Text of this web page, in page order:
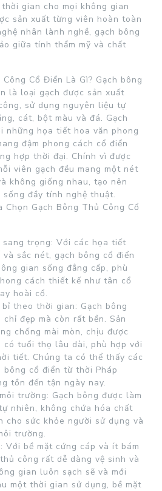
gian cho mọi không gian
sản xuất từng viên hoàn toàn
nhân lành nghề, gạch bông
giữa tính thẩm mỹ và chất
Cổ Điển Là Gì? Gạch bông
là loại gạch được sản xuất
sử dụng nguyên liệu tự
cát, bột màu và đá. Gạch
những họa tiết hoa văn phong
đậm phong cách cổ điển
hợp thời đại. Chính vì được
viên gạch đều mang một nét
không giống nhau, tạo nên
sống đầy tính nghệ thuật.
Chọn Gạch Bông Thủ Công Cổ
sang trọng: Với các họa tiết
sắc nét, gạch bông cổ điển
gian sống đẳng cấp, phù
cách thiết kế như tân cổ
hoài cổ.
theo thời gian: Gạch bông
đẹp mà còn rất bền. Sản
chống mài mòn, chịu được
có tuổi thọ lâu dài, phù hợp với
tiết. Chúng ta có thể thấy các
bông cổ điển từ thời Pháp
tồn đến tận ngày nay.
trường: Gạch bông được làm
nhiên, không chứa hóa chất
cho sức khỏe người sử dụng và
trường.
Với bề mặt cứng cáp và ít bám
công rất dễ dàng vệ sinh và
gian luôn sạch sẽ và mới
một thời gian sử dụng, bề mặt